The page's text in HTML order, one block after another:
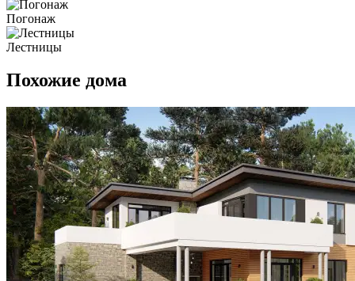
Погонаж
Лестницы
Похожие дома